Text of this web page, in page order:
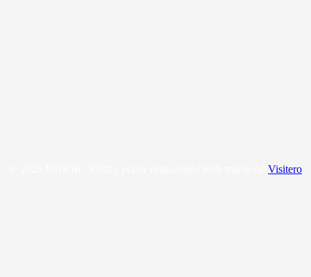
Visitero